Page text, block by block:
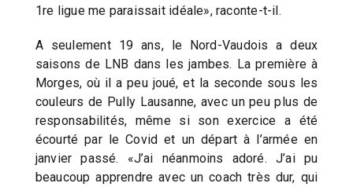
1re ligue me paraissait idéale», raconte-t-il.
A seulement 19 ans, le Nord-Vaudois a deux
saisons de LNB dans les jambes. La première à
Morges, où il a peu joué, et la seconde sous les
couleurs de Pully Lausanne, avec un peu plus de
responsabilités, même si son exercice a été
écourté par le Covid et un départ à l’armée en
janvier passé. «J’ai néanmoins adoré. J’ai pu
beaucoup apprendre avec un coach très dur, qui